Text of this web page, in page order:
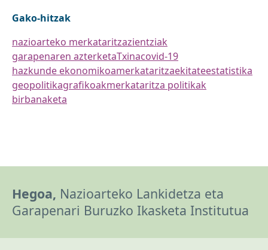
Gako-hitzak
nazioarteko merkataritzazientziak
garapenaren azterketaTxinacovid-19
hazkunde ekonomikoamerkataritzaekitateestatistika
geopolitikagrafikoakmerkataritza politikak
birbanaketa
Hegoa, Nazioarteko Lankidetza eta
Garapenari Buruzko Ikasketa Institutua